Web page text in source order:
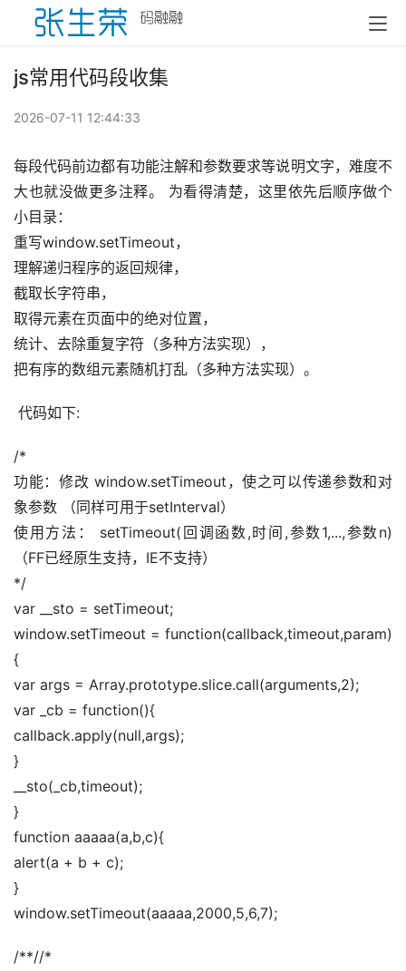
js常用代码段收集
2026-07-11 12:44:33
每段代码前边都有功能注解和参数要求等说明文字，难度不
大也就没做更多注释。 为看得清楚，这里依先后顺序做个
小目录：
重写window.setTimeout，
理解递归程序的返回规律，
截取长字符串，
取得元素在页面中的绝对位置，
统计、去除重复字符（多种方法实现），
把有序的数组元素随机打乱（多种方法实现）。
代码如下:
/*
功能：修改 window.setTimeout，使之可以传递参数和对
象参数 （同样可用于setInterval）
使用方法： setTimeout(回调函数,时间,参数1,...,参数n)
（FF已经原生支持，IE不支持）
*/
var __sto = setTimeout;
window.setTimeout = function(callback,timeout,param)
{
var args = Array.prototype.slice.call(arguments,2);
var _cb = function(){
callback.apply(null,args);
}
__sto(_cb,timeout);
}
function aaaaa(a,b,c){
alert(a + b + c);
}
window.setTimeout(aaaaa,2000,5,6,7);
/**//*